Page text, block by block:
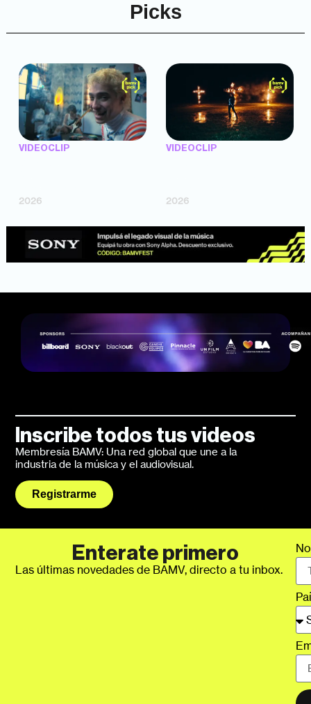
Picks
VIDEOCLIP
2026
VIDEOCLIP
2026
Inscribe todos tus videos
Membresía BAMV: Una red global que une a la
industria de la música y el audiovisual.
Registrarme
Enterate primero
Las últimas novedades de BAMV, directo a tu inbox.